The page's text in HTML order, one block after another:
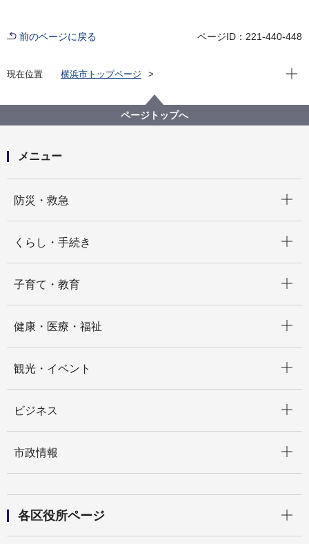
前のページに戻る ページID：221-440-448
現在位置
横浜市トップページ
総務局
標識（ナンバープレート）のナンバーは選べないので
すか。
現在
ページトップへ
メニュー
防災・救急
くらし・手続き
子育て・教育
健康・医療・福祉
観光・イベント
ビジネス
市政情報
各区役所ページ